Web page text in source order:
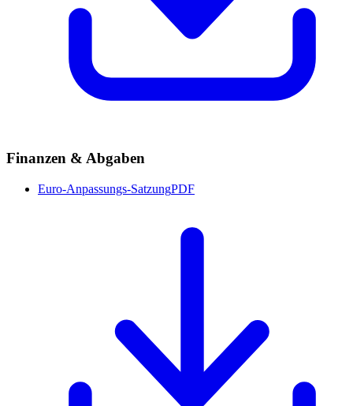
Finanzen & Abgaben
Euro-Anpassungs-SatzungPDF